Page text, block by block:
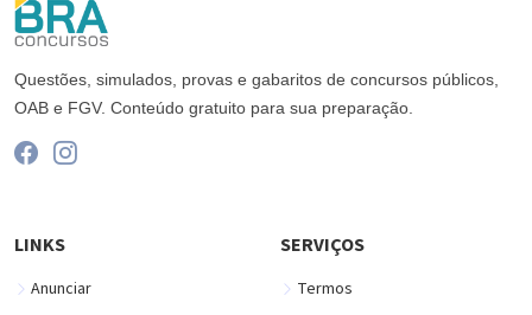
Questões, simulados, provas e gabaritos de concursos públicos,
OAB e FGV. Conteúdo gratuito para sua preparação.
LINKS
Anunciar
SERVIÇOS
Termos